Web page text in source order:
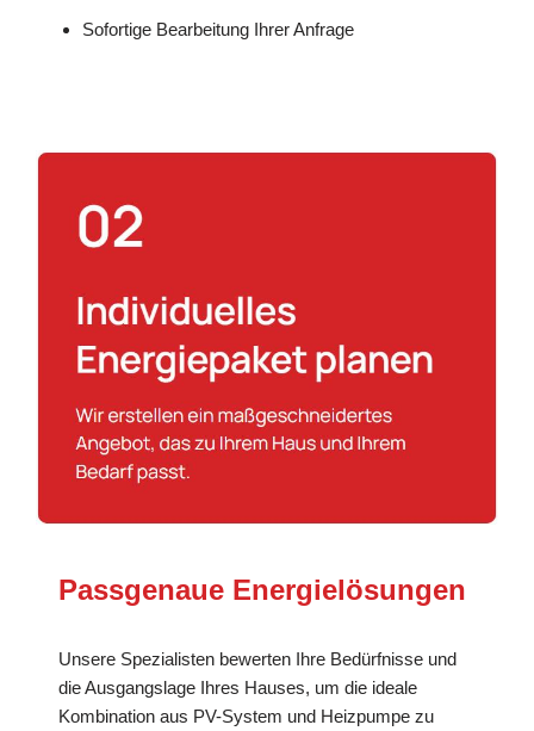
Sofortige Bearbeitung Ihrer Anfrage
Passgenaue Energielösungen
Unsere Spezialisten bewerten Ihre Bedürfnisse und
die Ausgangslage Ihres Hauses, um die ideale
Kombination aus PV-System und Heizpumpe zu